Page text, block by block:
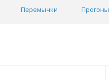
Перемычки Прогоны